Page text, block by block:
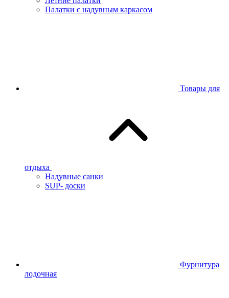
Палатки с надувным каркасом
Товары для
отдыха
Надувные санки
SUP- доски
Фурнитура
лодочная